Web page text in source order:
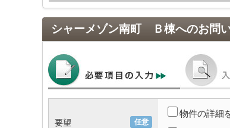
シャーメゾン南町 Ｂ棟へのお問
任意
要望
物件の詳細